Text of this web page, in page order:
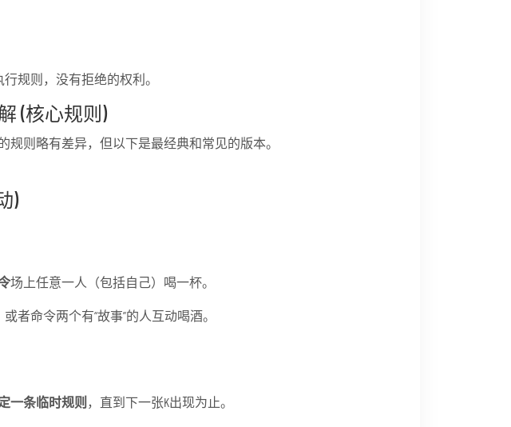
规则，没有拒绝的权利。
(核心规则)
规则略有差异，但以下是最经典和常见的版本。
)
场上任意一人（包括自己）喝一杯。
者命令两个有“故事”的人互动喝酒。
一条临时规则 ，直到下一张K出现为止。